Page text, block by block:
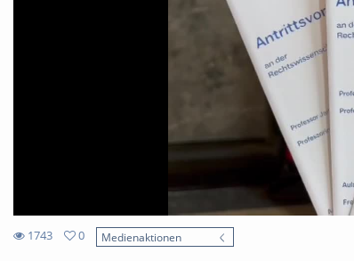
1743
0
Medienaktionen